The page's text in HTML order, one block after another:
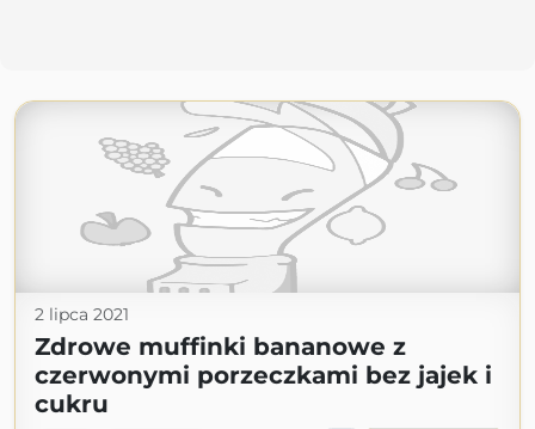
2 lipca 2021
Zdrowe muffinki bananowe z
czerwonymi porzeczkami bez jajek i
cukru